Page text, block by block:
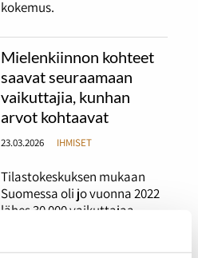
kokemus.
Mielenkiinnon kohteet
saavat seuraamaan
vaikuttajia, kunhan
arvot kohtaavat
23.03.2026 IHMISET
Tilastokeskuksen mukaan
Suomessa oli jo vuonna 2022
lähes 30 000 vaikuttajaa.